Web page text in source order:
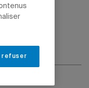
refuser